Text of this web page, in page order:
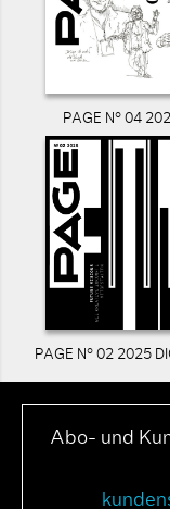
PAGE N° 04
PAGE N° 02 2025
Abo- und